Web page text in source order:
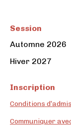
Session
Automne 2026
Hiver 2027
Inscription
Conditions
Communiquer